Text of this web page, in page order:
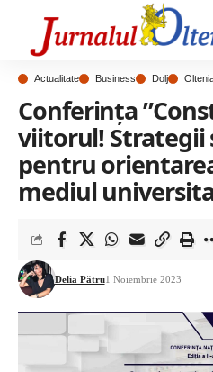
Actualitate Business Dolj
Conferința
viitorul! Strategii
pentru
mediul
Delia Pătru1 Noiembrie 2023